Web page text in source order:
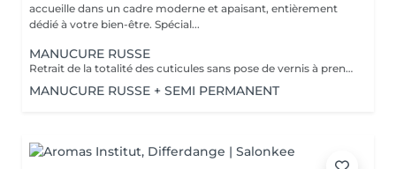
accueille dans un cadre moderne et apaisant, entièrement
dédié à votre bien-être. Spécial...
MANUCURE RUSSE
Retrait de la totalité des cuticules sans pose de vernis à prendre en plus
MANUCURE RUSSE + SEMI PERMANENT